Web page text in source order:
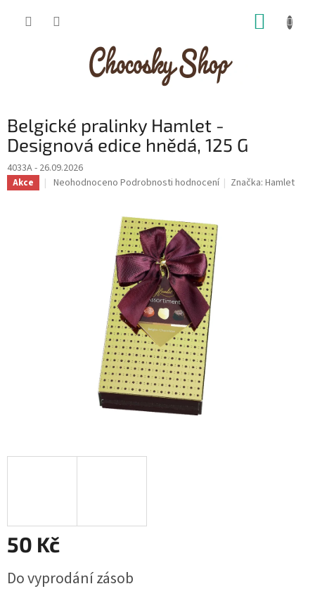
Belgické pralinky Hamlet -
Designová edice hnědá, 125 G
4033A - 26.09.2026
Akce
Průměrné
Neohodnoceno Podrobnosti hodnocení Značka:Hamlet
50 Kč
cena:
Do vyprodání zásob